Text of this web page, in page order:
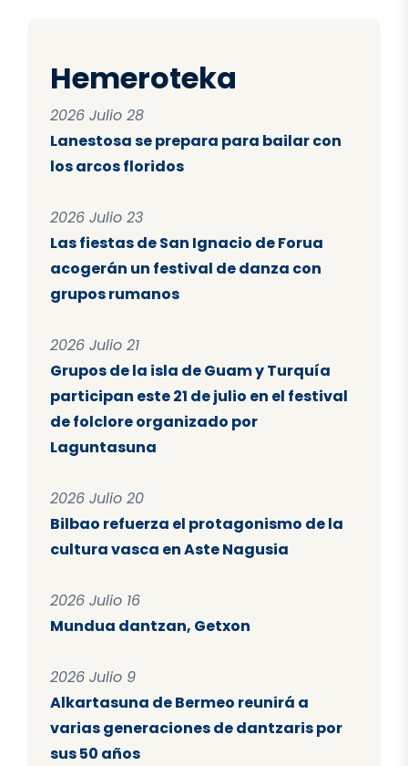
Hemeroteka
2026 Julio 28
Lanestosa se prepara para bailar con
los arcos floridos
2026 Julio 23
Las fiestas de San Ignacio de Forua
acogerán un festival de danza con
grupos rumanos
2026 Julio 21
Grupos de la isla de Guam y Turquía
participan este 21 de julio en el festival
de folclore organizado por
Laguntasuna
2026 Julio 20
Bilbao refuerza el protagonismo de la
cultura vasca en Aste Nagusia
2026 Julio 16
Mundua dantzan, Getxon
2026 Julio 9
Alkartasuna de Bermeo reunirá a
varias generaciones de dantzaris por
sus 50 años